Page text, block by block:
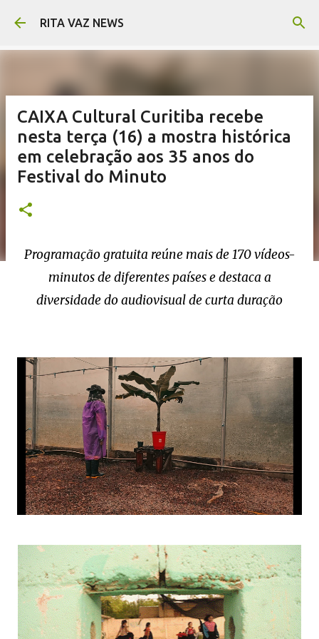
Pular para o conteúdo principal
RITA VAZ NEWS
CAIXA Cultural Curitiba recebe
nesta terça (16) a mostra histórica
em celebração aos 35 anos do
Festival do Minuto
Programação gratuita reúne mais de 170 vídeos-
minutos de diferentes países e destaca a
diversidade do audiovisual de curta duração